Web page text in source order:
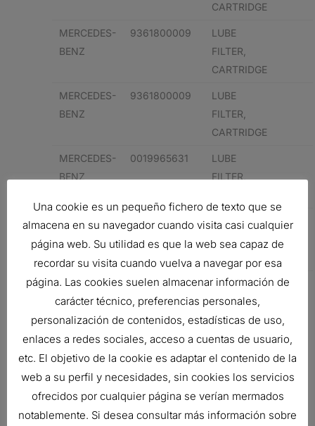
CARTRIDGE
MERCEDES-
BENZ
9361800009
LUBE
FILTER,
CARTRIDGE
MERCEDES-
BENZ
9361800009
LUBE
FILTER,
CARTRIDGE
MERCEDES-
BENZ
0019965631
LUBE
FILTER,
MERCEDES-
BENZ
0019965631
LUBE
FILTER,
Related products
FILTRO DE LUBRICANTE, FLUJO
PLENO SPIN-ON
6,56€
Una cookie es un pequeño fichero de texto que se
almacena en su navegador cuando visita casi cualquier
página web. Su utilidad es que la web sea capaz de
recordar su visita cuando vuelva a navegar por esa
página. Las cookies suelen almacenar información de
carácter técnico, preferencias personales,
personalización de contenidos, estadísticas de uso,
enlaces a redes sociales, acceso a cuentas de usuario,
etc. El objetivo de la cookie es adaptar el contenido de la
web a su perfil y necesidades, sin cookies los servicios
ofrecidos por cualquier página se verían mermados
notablemente. Si desea consultar más información sobre